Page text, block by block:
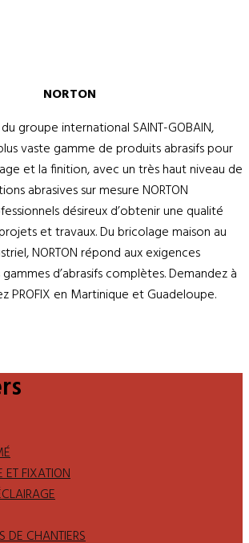
NORTON
du groupe international SAINT-GOBAIN,
vaste gamme de produits abrasifs pour
et la finition, avec un très haut niveau de
abrasives sur mesure NORTON
désireux d’obtenir une qualité
et travaux. Du bricolage maison au
NORTON répond aux exigences
d’abrasifs complètes. Demandez à
PROFIX en Martinique et Guadeloupe.
FIXATION
DE CHANTIERS